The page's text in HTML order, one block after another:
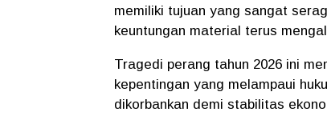
memiliki tujuan yang sangat
keuntungan material terus
​Tragedi perang tahun 2026 ini
kepentingan yang melampaui
dikorbankan demi stabilitas